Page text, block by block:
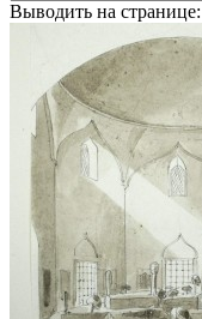
Выводить на странице: